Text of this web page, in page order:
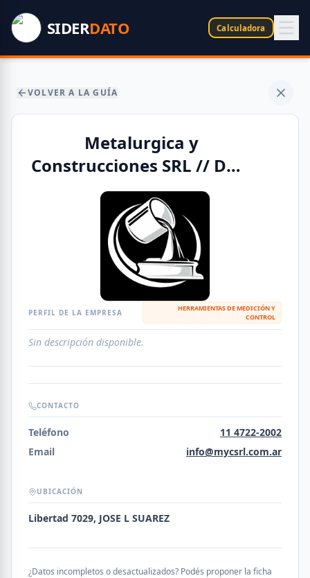
SIDERDATO Calculadora
VOLVER A LA GUÍA
Metalurgica y
Construcciones SRL // DML
Soluc. Metal. SRL
PERFIL DE LA EMPRESA
HERRAMIENTAS DE MEDICIÓN Y
CONTROL
Sin descripción disponible.
CONTACTO
Teléfono
11 4722-2002
Email
info@mycsrl.com.ar
UBICACIÓN
Libertad 7029, JOSE L SUAREZ
¿Datos incompletos o desactualizados? Podés proponer la ficha